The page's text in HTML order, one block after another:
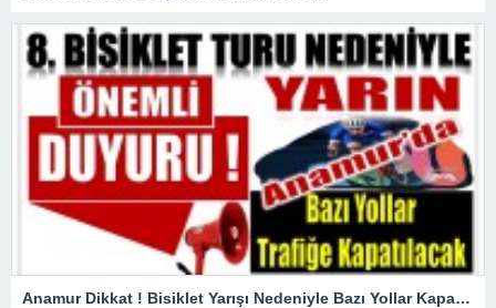
Anamur Dikkat ! Bisiklet Yarışı Nedeniyle Bazı Yollar Kapanacak